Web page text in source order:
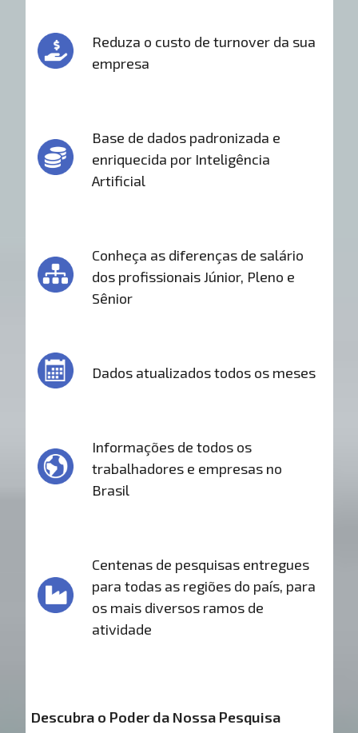
Reduza o custo de turnover da sua
empresa
Base de dados padronizada e
enriquecida por Inteligência
Artificial
Conheça as diferenças de salário
dos profissionais Júnior, Pleno e
Sênior
Dados atualizados todos os meses
Informações de todos os
trabalhadores e empresas no
Brasil
Centenas de pesquisas entregues
para todas as regiões do país, para
os mais diversos ramos de
atividade
Descubra o Poder da Nossa Pesquisa